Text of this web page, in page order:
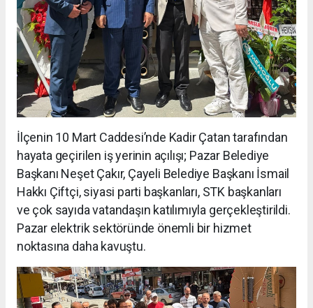
İlçenin 10 Mart Caddesi’nde Kadir Çatan tarafından
hayata geçirilen iş yerinin açılışı; Pazar Belediye
Başkanı Neşet Çakır, Çayeli Belediye Başkanı İsmail
Hakkı Çiftçi, siyasi parti başkanları, STK başkanları
ve çok sayıda vatandaşın katılımıyla gerçekleştirildi.
Pazar elektrik sektöründe önemli bir hizmet
noktasına daha kavuştu.